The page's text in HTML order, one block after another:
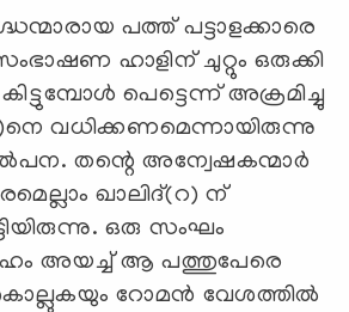
പത്ത് പട്ടാളക്കാരെ
ഹാളിന് ചുറ്റും ഒരുക്കി
പെട്ടെന്ന് അക്രമിച്ചു
വധിക്കണമെന്നായിരുന്നു
തന്റെ അന്വേഷകന്മാര്‍
ഖാലിദ്(റ) ന്
ഒരു സംഘം
അയച്ച് ആ പത്തുപേരെ
കൊല്ലുകയും റോമന്‍ വേശത്തില്‍